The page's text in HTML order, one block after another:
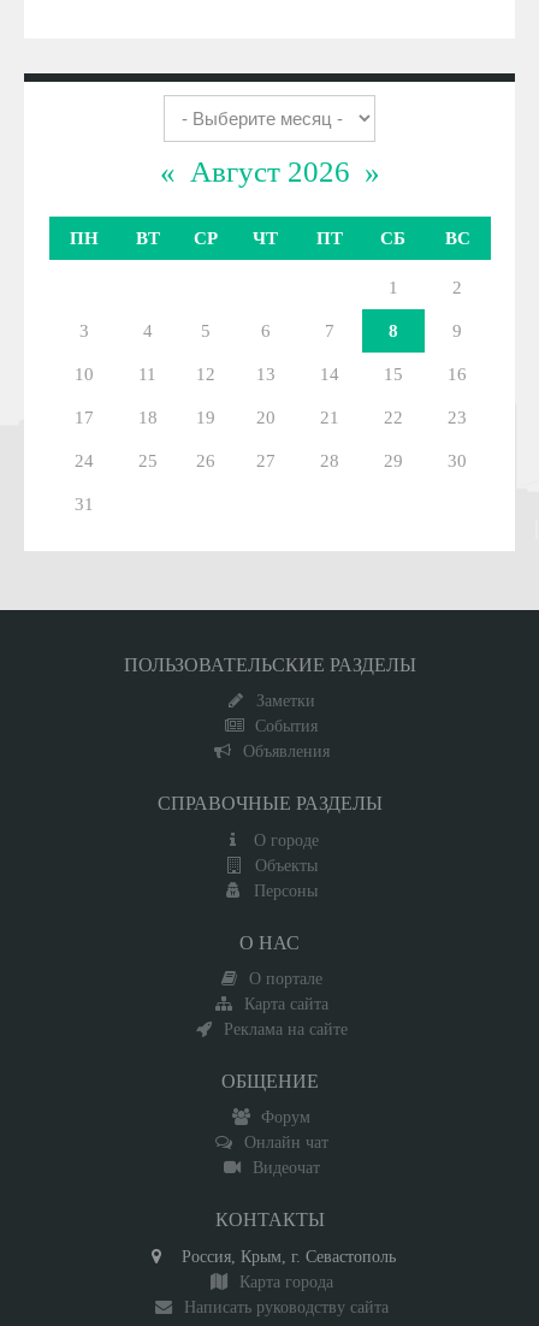
« Август 2026 »
ПН ВТ СР ЧТ ПТ СБ ВС
1 2
3 4 5 6 7 8 9
10 11 12 13 14 15 16
17 18 19 20 21 22 23
24 25 26 27 28 29 30
31
ПОЛЬЗОВАТЕЛЬСКИЕ РАЗДЕЛЫ
Заметки
События
Объявления
СПРАВОЧНЫЕ РАЗДЕЛЫ
О городе
Объекты
Персоны
О НАС
О портале
Карта сайта
Реклама на сайте
ОБЩЕНИЕ
Форум
Онлайн чат
Видеочат
КОНТАКТЫ
Россия, Крым, г. Севастополь
Карта города
Написать руководству сайта